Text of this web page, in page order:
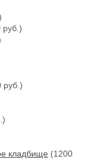
руб.)
руб.)
кладбище (1200